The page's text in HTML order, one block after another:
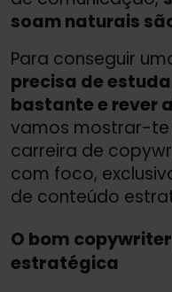
soam naturais
Para conseguir
precisa de
bastante e rever
vamos mostrar-te
carreira de
com foco,
de conteúdo
O bom
estratégica